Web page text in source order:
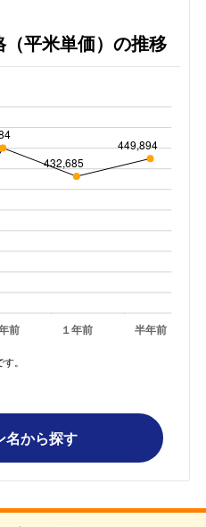
平米単価）の推移
前 １年前 半年前
432,685
449,894
。
名から探す